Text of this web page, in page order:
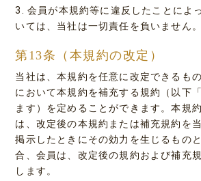
3. 会員が本規約等に違反したことによ
いては、当社は一切責任を負いません。
第13条（本規約の改定）
当社は、本規約を任意に改定できるも
において本規約を補充する規約（以下
ます）を定めることができます。本規
は、改定後の本規約または補充規約を
掲示したときにその効力を生じるもの
合、会員は、改定後の規約および補充
します。